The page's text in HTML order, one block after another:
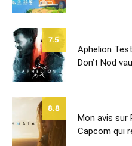
7.5
Aphelion
Don’t Nod
8.8
Mon avis sur
Capcom qui